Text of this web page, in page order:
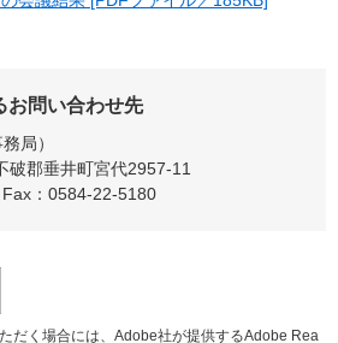
お問い合わせ先
局
破郡垂井町宮代2957-11
Fax：0584-22-5180
だく場合には、Adobe社が提供するAdobe Rea